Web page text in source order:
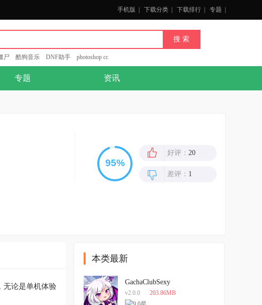
手机版 下载分类 下载排行 专题
尸 酷狗音乐 DNF助手 photoshop cc
专题 资讯
好评： 20
差评： 1
无论是单机体验
本类最新
GachaClubSexy
v2.0.0 203.86MB